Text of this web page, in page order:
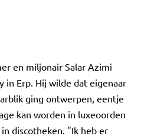
en miljonair Salar Azimi
in Erp. Hij wilde dat eigenaar
ging ontwerpen, eentje
kan worden in luxeoorden
discotheken. "Ik heb er